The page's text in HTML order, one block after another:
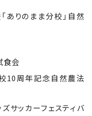
りのまま分校」自然
食会
10周年記念自然農法
サッカーフェスティバ